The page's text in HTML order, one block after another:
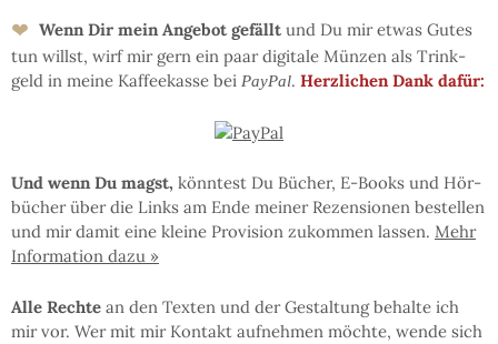
❤ Wenn Dir mein An­ge­bot ge­fällt und Du mir et­was Gu­tes
tun willst, wirf mir gern ein paar di­gi­ta­le Mün­zen als Trink­
geld in mei­ne Kaf­fee­kas­se bei PayPal. Herz­li­chen Dank dafür:
Und wenn Du magst, könn­test Du Bü­cher, E-Books und Hör­
bü­cher über die Links am En­de mei­ner Re­zen­sio­nen be­stel­len
und mir da­mit eine klei­ne Pro­vi­sion zu­kom­men las­sen. Mehr
In­for­ma­tion da­zu »
Al­le Rech­te an den Tex­ten und der Ge­stal­tung be­hal­te ich
mir vor. Wer mit mir Kon­takt auf­neh­men möchte, wen­de sich